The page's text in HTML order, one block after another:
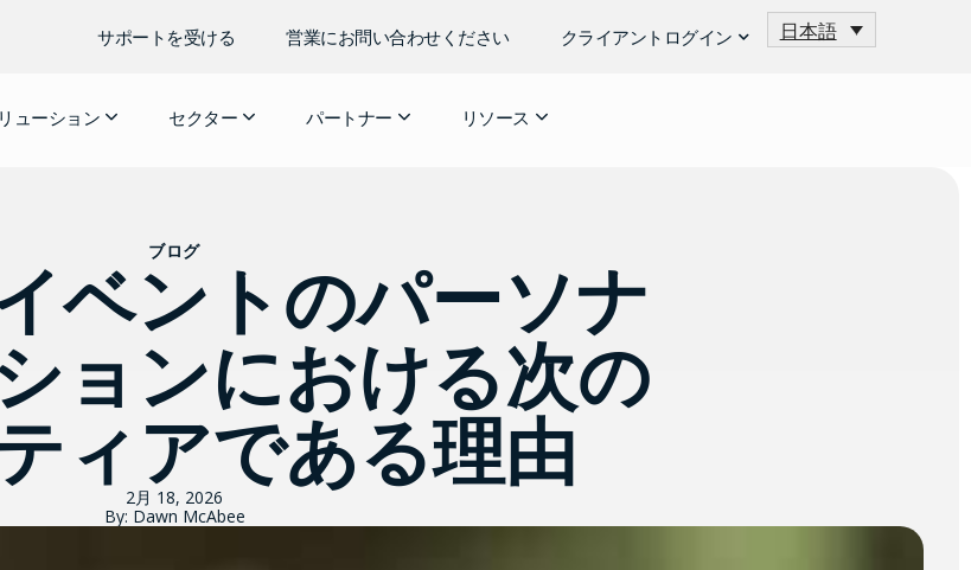
サポートを受ける 営業にお問い合わせください クライアントログイン 日本語
ューション セクター パートナー リソース
ブログ
ベントのパーソナ
ョンにおける次の
ィアである理由
2月 18, 2026
By: Dawn McAbee